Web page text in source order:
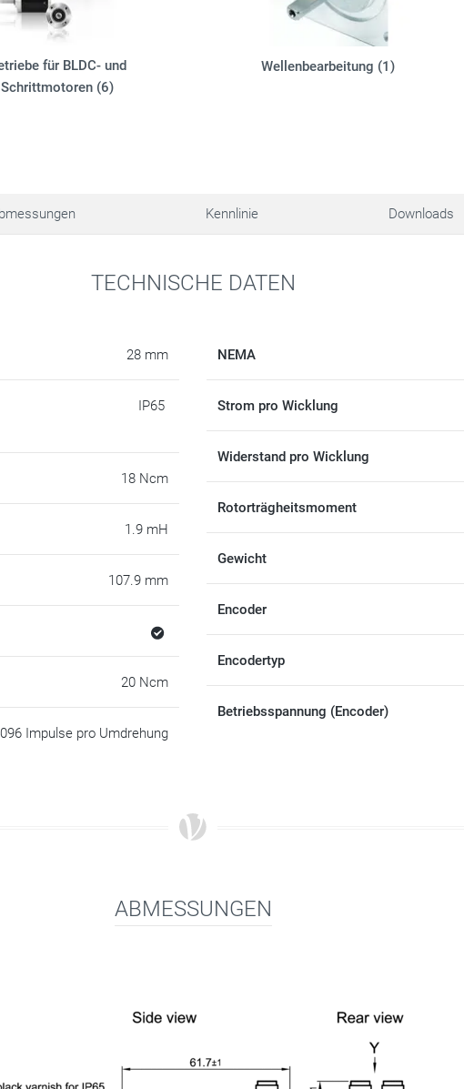
für BLDC- und
Schrittmotoren (6)
Wellenbearbeitung (1)
Kennlinie Downloads
TECHNISCHE DATEN
28 mm
IP65
18 Ncm
1.9 mH
107.9 mm
20 Ncm
Impulse pro Umdrehung
NEMA
Strom pro Wicklung
Widerstand pro Wicklung
Rotorträgheitsmoment
Gewicht
Encoder
Encodertyp
Betriebsspannung (Encoder)
ABMESSUNGEN